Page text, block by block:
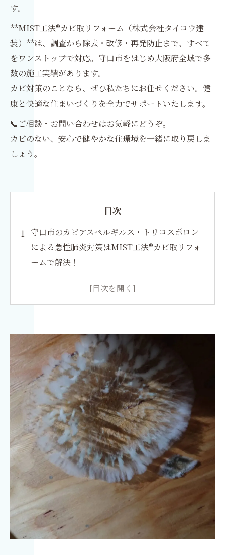
す。
**MIST工法®カビ取リフォーム（株式会社タイコウ建
装）**は、調査から除去・改修・再発防止まで、すべて
をワンストップで対応。守口市をはじめ大阪府全域で多
数の施工実績があります。
カビ対策のことなら、ぜひ私たちにお任せください。健
康と快適な住まいづくりを全力でサポートいたします。
📞ご相談・お問い合わせはお気軽にどうぞ。
カビのない、安心で健やかな住環境を一緒に取り戻しま
しょう。
目次
守口市のカビアスペルギルス・トリコスポロン
による急性肺炎対策はMIST工法®カビ取リフォ
ームで解決！
専門家のアドバイス
スムーズな施工と健康的な空間の復活
健康な暮らしを実現するために
MIST工法®カビ取リフォームへの相談・問い合
わせ